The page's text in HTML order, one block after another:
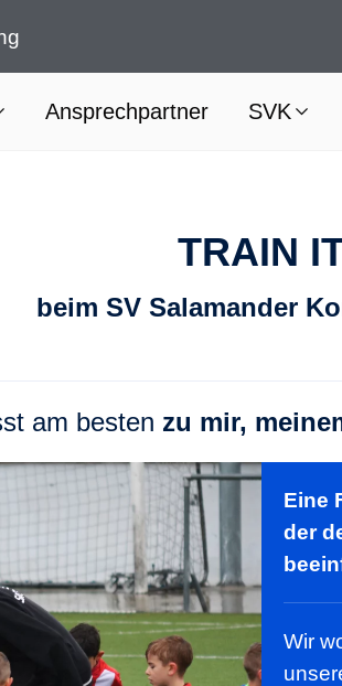
Ansprechpartner SVK
TRAIN
beim SV Salamander
am besten zu mir,
Eine
der
Wir